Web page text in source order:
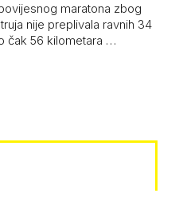
maratona zbog
nije preplivala ravnih 34
čak 56 kilometara …